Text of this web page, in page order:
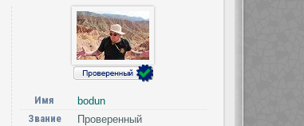
Имя
bodun
Звание
Проверенный